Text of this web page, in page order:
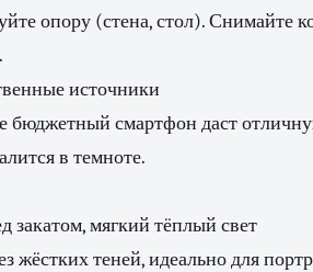
опору (стена, стол). Снимайте
источники
смартфон даст
в темноте.
закатом, мягкий тёплый свет
жёстких теней, идеально для